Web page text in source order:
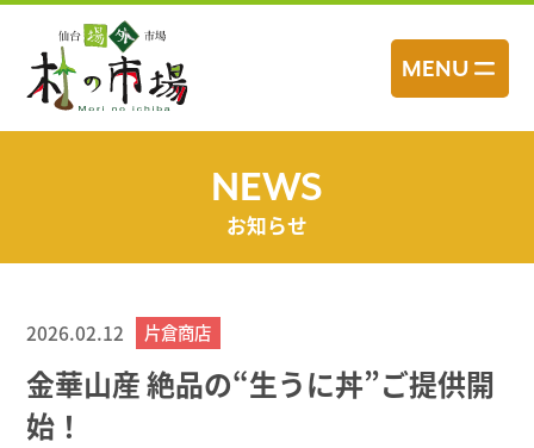
ッ
MENU
NEWS
お知らせ
金華山産 絶品の“生うに丼”ご提供開
始！
2026.02.12 片倉商店